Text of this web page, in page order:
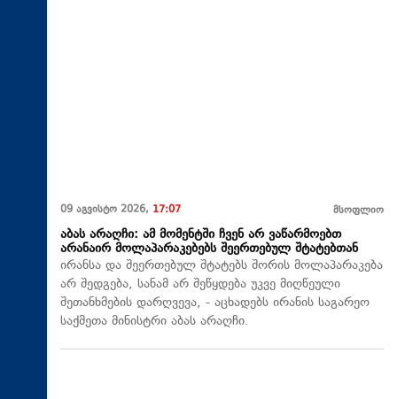
09 აგვისტო 2026, 17:07 მსოფლიო
აბას არაღჩი: ამ მომენტში ჩვენ არ ვაწარმოებთ
არანაირ მოლაპარაკებებს შეერთებულ შტატებთან
ირანსა და შეერთებულ შტატებს შორის მოლაპარაკება
არ შედგება, სანამ არ შეწყდება უკვე მიღწეული
შეთანხმების დარღვევა, - აცხადებს ირანის საგარეო
საქმეთა მინისტრი აბას არაღჩი.